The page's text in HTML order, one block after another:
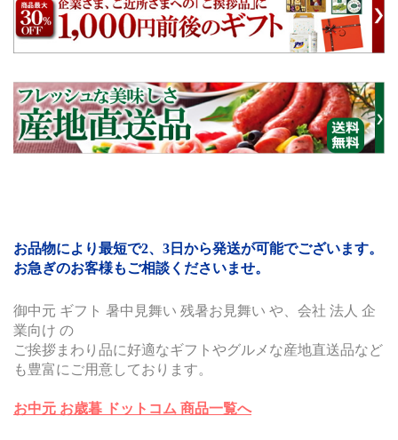
お品物により最短で2、3日から発送が可能でございます。
お急ぎのお客様もご相談くださいませ。
御中元 ギフト 暑中見舞い 残暑お見舞い や、会社 法人 企
業向け の
ご挨拶まわり品に好適なギフトやグルメな産地直送品など
も豊富にご用意しております。
お中元 お歳暮 ドットコム 商品一覧へ